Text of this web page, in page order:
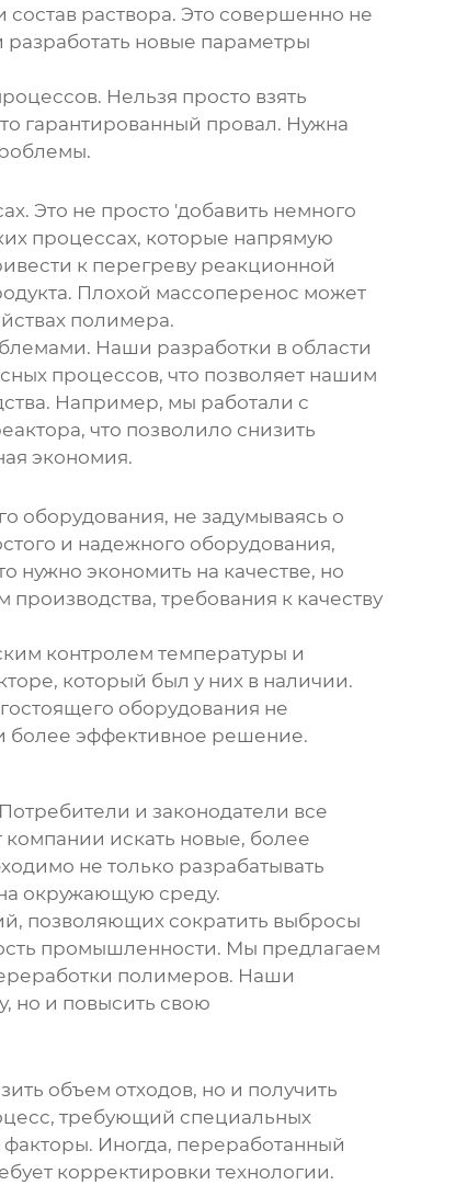
раствора. Это совершенно не
новые параметры
Нельзя просто взять
гарантированный провал. Нужна
Это не просто 'добавить немного
процессах, которые напрямую
к перегреву реакционной
Плохой массоперенос может
полимера.
Наши разработки в области
процессов, что позволяет нашим
Например, мы работали с
что позволило снизить
экономия.
оборудования, не задумываясь о
и надежного оборудования,
нужно экономить на качестве, но
требования к качеству
контролем температуры и
который был у них в наличии.
оборудования не
более эффективное решение.
и законодатели все
искать новые, более
не только разрабатывать
окружающую среду.
позволяющих сократить выбросы
промышленности. Мы предлагаем
полимеров. Наши
но и повысить свою
объем отходов, но и получить
требующий специальных
Иногда, переработанный
корректировки технологии.